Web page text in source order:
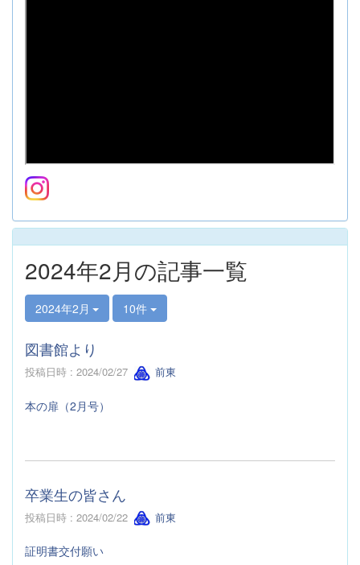
2024年2月の記事一覧
2024年2月 10件
図書館より
投稿日時 : 2024/02/27 前東
本の扉（2月号）
卒業生の皆さん
投稿日時 : 2024/02/22 前東
証明書交付願い